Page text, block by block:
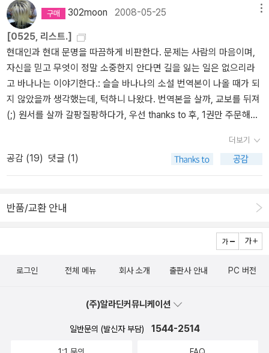
었던 '한 강'은 보이질 않는다.빠르게 읽히는 것 말고는 뭘 생각해야
할지, 뭘 느껴야 할지 통 알 수가 없다. 내가 일본 소설에서 특히 좋아
하는 '사소하지만 공감하는 어떤 것'이 이 소설 안에는 없다.물론 이
책안에는 가슴을 울리는 무언가가 있다. 그런데, 불편하다. 그것이 무
엇인지 정확하게 표현할 수가 없어서 답답하다. 나는 『용의자 x의 헌
신』을 읽고 아, 이시가미! 하며 가슴을 쥐어 뜯을 정도로 안타까워 하
며 재미있게 읽었었다. 『회랑정 살인사건』은 기대만큼 재미있진 않았
지만 뭐 그럭저럭. 그런데 이 책은 재미는 있는데 뭔가가 찜찜하다. 울
컥 거리기도 하고 생각하게도 하고 그렇긴 하는데 뭔지 불편해서 갑
자기 나는 '이제 히가시노 게이고는 안 읽을래' 해버리고 만다. 아직도
품들을 죄다 끄집어냈다. 킁킁.
럴 수 있냐구요? 므흣므흣 :)
2009년 6월 11일부터 7월 9일까지 진
행된문학동네 <훔치고 싶은 문학동네의 책 10권> 추첨 이벤트에 참
여해주셔서 감사합니다.이벤트에 당첨되신 분들께 축하드립니다.☞
관련 이벤트 : http://www.aladin.co.kr/events/wevent_detail_bo
ok.aspx?pn=090611_munhak 문학동네 도서 10권 노영주님noh*
**@hanmail.net송민영님cocomin1***@naver.com이유경님falle*
**@hanmail.net이희정님hee7***@hanmail.net최현주님alle***@
hanmail.net네, 저 다섯명중에 한명이 저여요. 움화화화화화화화핫.
여러분이 돈 주고 산 저 책들, 저는 공짜로 읽게 됐어요. 푸하하하이상
되 준비하는 것도학교에서 직접 주문하고 결제했으니 띵가띵가 먹기
만 하면 되겠다.한승원 선생님 드릴 와인과 해설사님 드릴 양말은 총
무님이 장 봐주시고문학기행 9년째, 내가 주관하는 문학기행으론 제
일 편하게 잡다한 것 신경 안쓰고 가는 것 같다.장흥에서 우리가 가볼
곳은 여기~~해산토굴(한승원작가 작업실) - 이청준, 송기숙 작가 생
가 - 우드랜드 편백숲 - 방촌유물박물관 - 천관산 문학관(문학공원)
우리 일정엔 없지만 장흥에 가면'보림사' '귀족호두박물관' '기양사-관
서별곡발원지'도 가볼만하다.한승원 선생님 작품 읽은게 별로 없어서
는데 2편은 다 읽지 못하고 간다.2학년은 오로지민경이반 아이들만
여섯 명가는데그애들 읽히려고 청소년용 구입하고 도서실에서 빌려
이미지가 안뜨나고.ㅜㅜ2001년 지역도서관 독서모임에서 이 책을 읽
데, 돛도 없고 방향을 잡아줄 키도 없으며 노를 저을 일도 없이 닻만
관에서 빌려 읽다가 소장하려고 한세트 구입했다.소설보다는 자료적
리에 몰입하는 재미는 덜하다. 그리고 챕터가 시작되고 끝나는 부분
듯...그래도 작가 사인을 받을거니까 됐지 뭐!요 책은 민경이만 읽었는
302moon 2008-05-25
[0525, 리스트.]
현대인과 현대 문명을 따끔하게 비판한다. 문제는 사람의 마음이며,
자신을 믿고 무엇이 정말 소중한지 안다면 길을 잃는 일은 없으리라
고 바나나는 이야기한다.: 슬슬 바나나의 소설 번역본이 나올 때가 되
지 않았을까 생각했는데, 턱하니 나왔다. 번역본을 살까, 교보를 뒤져
(;) 원서를 살까 갈팡질팡하다가, 우선 thanks to 후, 1권만 주문해보
미미하나마 새로운 시도를 한 것 같은데, 좀 더 깊숙한 지점에 발을 딛
기 좋아하는 나로서는, 대환영이다. 어쭙잖은 변화인지 아닌지(-_-)
페이지를 들여다봐야 결과가 나오겠지만. 벼랑 끝에 선 것처럼 위태
비단 그들만의 것이 아니라 우리 모두의 것임을 알게 되면 울컥 눈물
모든 진정한 문학이 인류에게 카타르시스를 안겨 주듯, 청소년문학
진지하게 성찰하여 궁극적으로 ‘치유’에까지 이르러야 한다.:이 작가
은 제목에서부터 강하게 이끌려 들어갔다. 도전하고픈 목표가 생겼으
리더라도, 도중에 주저앉게 되더라도, 한 번의 시도로 끝나더라도 해
볼 생각이다. 2004년 말 즈음부터 본격적 염두에 두고 글을 쓰기 시
더보기
공감 (19) 댓글 (1)
반품/교환 안내
로그인 전체 메뉴 회사 소개 출판사 안내 PC 버전
(주)알라딘커뮤니케이션
일반문의 (발신자 부담) 1544-2514